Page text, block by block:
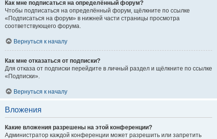
Как мне подписаться на определённый форум?
Чтобы подписаться на определённый форум, щёлкните по ссылке
«Подписаться на форум» в нижней части страницы просмотра
соответствующего форума.
Вернуться к началу
Как мне отказаться от подписки?
Для отказа от подписки перейдите в личный раздел и щёлкните по ссылке
«Подписки».
Вернуться к началу
Вложения
Какие вложения разрешены на этой конференции?
Администратор каждой конференции может разрешить или запретить